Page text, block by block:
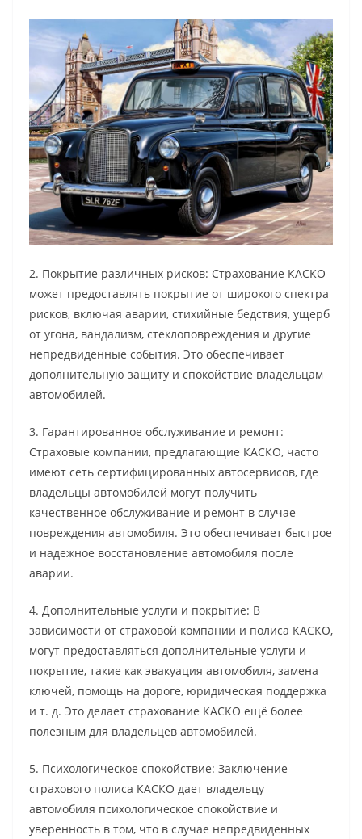
2. Покрытие различных рисков: Страхование КАСКО
может предоставлять покрытие от широкого спектра
рисков, включая аварии, стихийные бедствия, ущерб
от угона, вандализм, стеклоповреждения и другие
непредвиденные события. Это обеспечивает
дополнительную защиту и спокойствие владельцам
автомобилей.
3. Гарантированное обслуживание и ремонт:
Страховые компании, предлагающие КАСКО, часто
имеют сеть сертифицированных автосервисов, где
владельцы автомобилей могут получить
качественное обслуживание и ремонт в случае
повреждения автомобиля. Это обеспечивает быстрое
и надежное восстановление автомобиля после
аварии.
4. Дополнительные услуги и покрытие: В
зависимости от страховой компании и полиса КАСКО,
могут предоставляться дополнительные услуги и
покрытие, такие как эвакуация автомобиля, замена
ключей, помощь на дороге, юридическая поддержка
и т. д. Это делает страхование КАСКО ещё более
полезным для владельцев автомобилей.
5. Психологическое спокойствие: Заключение
страхового полиса КАСКО дает владельцу
автомобиля психологическое спокойствие и
уверенность в том, что в случае непредвиденных